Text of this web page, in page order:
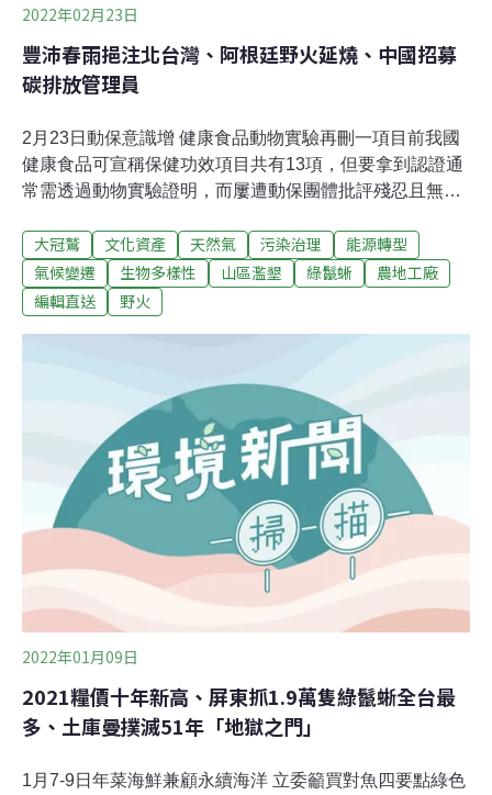
2022年02月23日
豐沛春雨挹注北台灣、阿根廷野火延燒、中國招募
碳排放管理員
2月23日動保意識增 健康食品動物實驗再刪一項目前我國
健康食品可宣稱保健功效項目共有13項，但要拿到認證通
常需透過動物實驗證明，而屢遭動保團體批評殘忍且無法
對「抗疲勞」功效修法刪除動物實驗後，今天又再公告刪
除「輔助調節血壓」項目的動物實驗，自即日起生效；但
給予廠商兩年緩衝期。（聯合報報導）企業綠電需求迫切
CIP祭三利器助台淨零轉型哥本哈根基礎建設基金（CIP）
充沛資金挹注、綠能科技創新、完善綠電供需機制，是協
助台灣達成2050淨零碳排的三項利器。（中央社報導）
大冠鷲 文化資產 天然氣 污染治理
能源轉型
氣候變遷
生物多樣性 山區濫墾 綠鬣蜥
農地工廠
編輯直送
野火
2022年01月09日
2021糧價十年新高、屏東抓1.9萬隻綠鬣蜥全台最
多、土庫曼撲滅51年「地獄之門」
1月7-9日年菜海鮮兼顧永續海洋 立委籲買對魚四要點綠色